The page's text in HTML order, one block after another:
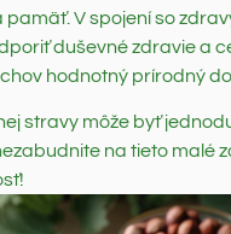
V spojení so
duševné zdravie a
hodnotný prírodný
stravy môže byť
na tieto malé